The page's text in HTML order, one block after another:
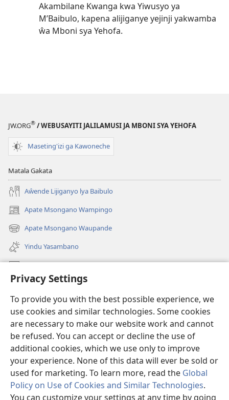
Privacy Settings
To provide you with the best possible experience, we
use cookies and similar technologies. Some cookies
are necessary to make our website work and cannot
be refused. You can accept or decline the use of
additional cookies, which we use only to improve
your experience. None of this data will ever be sold or
used for marketing. To learn more, read the Global
Policy on Use of Cookies and Similar Technologies.
You can customize your settings at any time by going
Akambilane Kwanga kwa Yiwusyo ya
M’Baibulo, kapena alijiganye yejinji yakwamba
ŵa Mboni sya Yehofa.
JW.ORG® / WEBUSAYITI JALILAMUSI JA MBONI SYA YEHOFA
Maseting'izi ga Kawoneche
Matala Gakata
Aŵende Lijiganyo lya Baibulo
Apate Msongano Wampingo
(awugule
liwindo
line)
Apate Msongano Waupande
(awugule
liwindo
line)
Yindu Yasambano
Mafidiyo
Kuwungunya pa JW.ORG
Ngani Syakwayana ni Malamusi
Yakupeleka
(awugule
liwindo
line)
LAIBULALE JA PA INTENETI ja Watchtower
(awugule
liwindo
line)
JW Hub ®
(awugule
liwindo